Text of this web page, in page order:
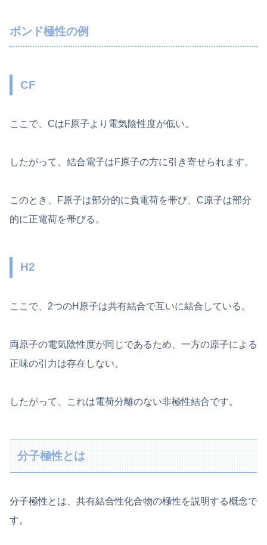
ボンド極性の例
CF
ここで、CはF原子より電気陰性度が低い。
したがって、結合電子はF原子の方に引き寄せられます。
このとき、F原子は部分的に負電荷を帯び、C原子は部分
的に正電荷を帯びる。
H2
ここで、2つのH原子は共有結合で互いに結合している。
両原子の電気陰性度が同じであるため、一方の原子による
正味の引力は存在しない。
したがって、これは電荷分離のない非極性結合です。
分子極性とは
分子極性とは、共有結合性化合物の極性を説明する概念で
す。